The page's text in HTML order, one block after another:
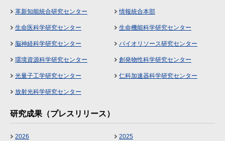
革新知能統合研究センター 情報統合本部
生命医科学研究センター 生命機能科学研究センター
脳神経科学研究センター バイオリソース研究センター
環境資源科学研究センター 創発物性科学研究センター
光量子工学研究センター 仁科加速器科学研究センター
放射光科学研究センター
研究成果（プレスリリース）
2026 2025